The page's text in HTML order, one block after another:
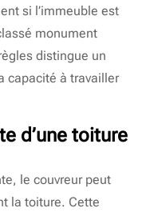
si l’immeuble est
monument
distingue un
capacité à travailler
d’une toiture
le couvreur peut
la toiture. Cette